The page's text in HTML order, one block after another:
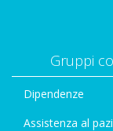
Gruppi
Dipendenze
Assistenza al